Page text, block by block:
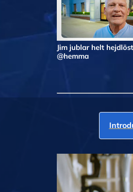
Jim jublar helt hejdlöst
@hemma